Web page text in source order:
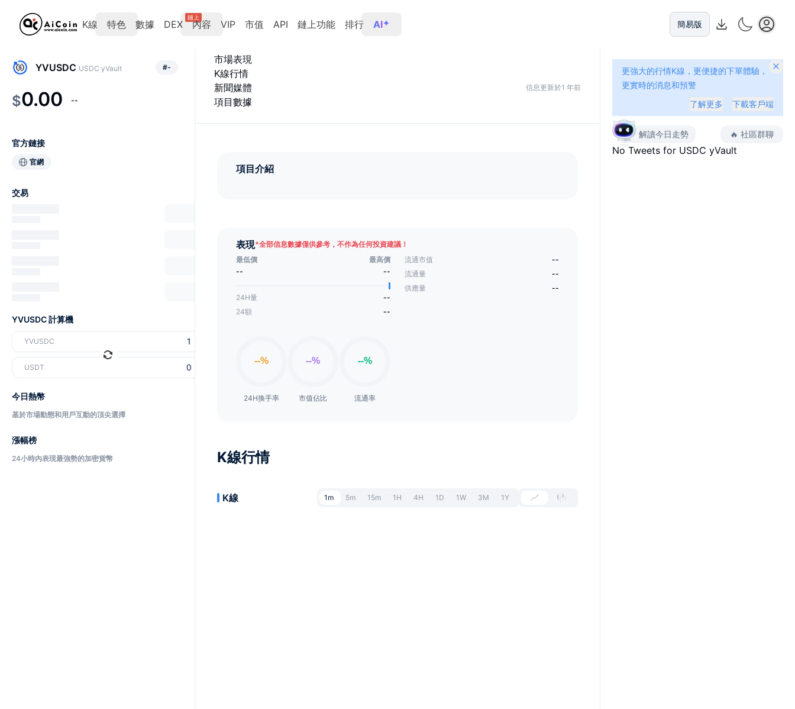
K線 特色 數據 DEX
鏈上
內容 VIP 市值 API 鏈上功能 排行 AI 簡易版
市場表現
K線行情
新聞媒體
項目數據
信息更新於1 年前
項目介紹
表現*全部信息數據僅供參考，不作為任何投資建議！
最低價
最高價
--
--
24H量
--
24額
--
24H換手率 市值佔比 流通率
流通市值
--
流通量
--
供應量
--
K線行情
K線 1m 5m 15m 1H 4H 1D 1W 3M 1Y
YVUSDC USDC yVault #-
$0.00 --
官方鏈接
官網
交易
YVUSDC 計算機
YVUSDC
USDT
今日熱幣
基於市場動態和用戶互動的頂尖選擇
漲幅榜
24小時內表現最強勢的加密貨幣
更強大的行情K線，更便捷的下單體驗，
更實時的消息和預警
了解更多
下載客戶端
解讀今日走勢 🔥 社區群聊
No Tweets for USDC yVault